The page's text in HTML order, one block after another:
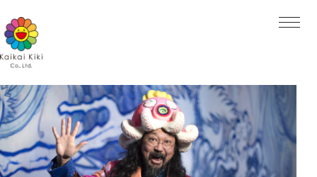
NEWS
ARTISTS
ARTISTS TOP
AYA TAKANO
くらやえみ
Kasing Lung
MADSAKI
Mr.
ob
大谷工作室
ナカザワショーコ
朋弓